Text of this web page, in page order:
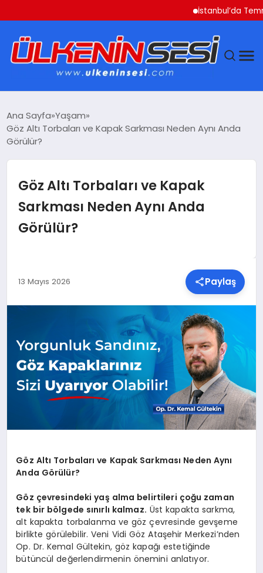
İstanbul’da Temmuz
EKONOMI
SAĞLIK
YAŞAM
MALATYA HABERLERI
Ana Sayfa Yaşam
Göz Altı Torbaları ve Kapak Sarkması Neden Aynı Anda
Görülür?
Göz Altı Torbaları ve Kapak
Sarkması Neden Aynı Anda
Görülür?
13 Mayıs 2026 Paylaş
Göz Altı Torbaları ve Kapak Sarkması Neden Aynı
Anda Görülür?
Göz çevresindeki yaş alma belirtileri çoğu zaman
tek bir bölgede sınırlı kalmaz. Üst kapakta sarkma,
alt kapakta torbalanma ve göz çevresinde gevşeme
birlikte görülebilir. Veni Vidi Göz Ataşehir Merkezi’nden
Op. Dr. Kemal Gültekin, göz kapağı estetiğinde
bütüncül değerlendirmenin önemini anlatıyor.